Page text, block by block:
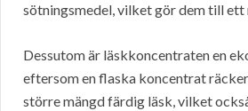
sötningsmedel, vilket gör dem till
Dessutom är läskkoncentraten en
eftersom en flaska koncentrat
större mängd färdig läsk, vilket